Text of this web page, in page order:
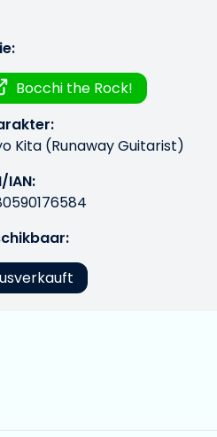
Bocchi the Rock!
Kita (Runaway Guitarist)
IAN: